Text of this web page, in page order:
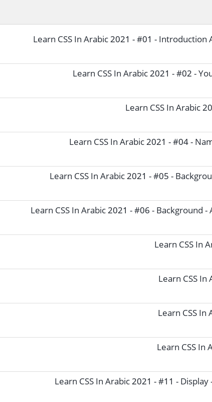
Learn CSS In Arabic 2021 - #01 - Introduction
Learn CSS In Arabic 2021 - #02 -
Learn CSS In Arabic
Learn CSS In Arabic 2021 - #04 -
Learn CSS In Arabic 2021 - #05 -
Learn CSS In Arabic 2021 - #06 - Background
Learn CSS In
Learn CSS
Learn CSS
Learn CSS In
Learn CSS In Arabic 2021 - #11 -